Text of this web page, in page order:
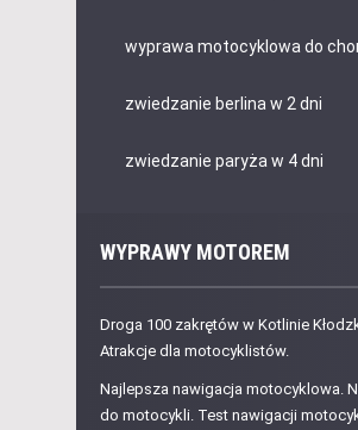
wyprawa motocyklowa do
zwiedzanie berlina w 2 dni
zwiedzanie paryża w 4 dni
WYPRAWY MOTOREM
Droga 100 zakrętów w Kotlinie
Atrakcje dla motocyklistów.
Najlepsza nawigacja motocyklowa.
do motocykli. Test nawigacji